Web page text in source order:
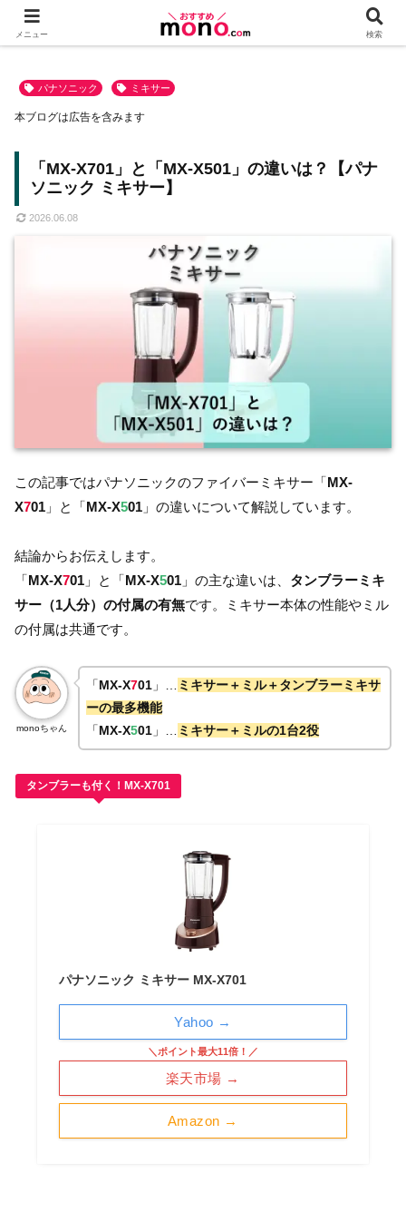
パナソニック ミキサー
「MX-X701」と「MX-X501」の違いは？【パナ
ソニック ミキサー】
2026.06.08
本ブログは広告を含みます
この記事ではパナソニックのファイバーミキサー「MX-
X701 」と「MX-X501 」の違いについて解説しています。
結論からお伝えします。
「MX-X701 」と「MX-X501 」の主な違いは、 タンブラーミキ
サー（1人分）の付属の有無です。ミキサー本体の性能やミル
の付属は共通です。
monoちゃん
「MX-X701 」…
ミキサー＋ミル＋タンブラーミキサ
ーの最多機能
「MX-X501 」… ミキサー＋ミルの1台2役
タンブラーも付く！MX-X701
パナソニック ミキサー MX-X701
Amazon →
＼ポイント最大11倍！／
楽天市場 →
Yahoo →
メニュー 検索